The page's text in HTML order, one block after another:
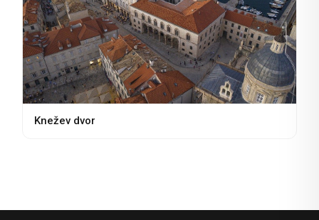
Knežev dvor